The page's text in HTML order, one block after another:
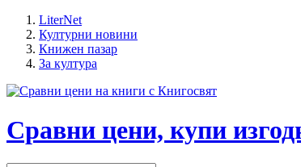
LiterNet
Културни новини
Книжен пазар
За култура
Сравни цени, купи